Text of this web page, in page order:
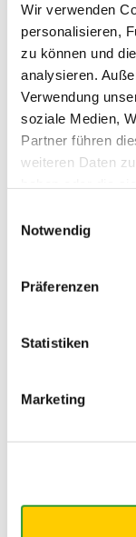
Wir verwenden
personalisieren,
zu können und
analysieren.
Verwendung
soziale Medien,
Partner führen
weiteren Daten
Notwendig
Präferenzen
Statistiken
Marketing
Profitieren
inklusiv
und
zur